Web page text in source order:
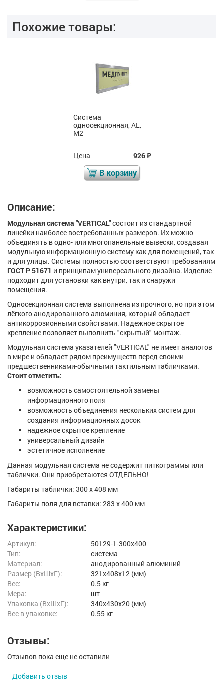
Похожие товары:
Система
односекционная, AL,
M2
Цена 926₽
В корзину
Описание:
Модульная система "VERTICAL"состоит из стандартной
линейки наиболее востребованных размеров. Их можно
объединять в одно- или многопанельные вывески, создавая
модульную информационную систему как для помещений, так
и для улицы. Системы полностью соответствуют требованиям
ГОСТ Р 51671 и принципам универсального дизайна. Изделие
подходит для установки как внутри, так и снаружи
помещения.
Односекционная система выполнена из прочного, но при этом
лёгкого анодированного алюминия, который обладает
антикоррозионными свойствами. Надежное скрытое
крепление позволяет выполнить "скрытый" монтаж.
Модульная система указателей "VERTICAL" не имеет аналогов
в мире и обладает рядом преимуществ перед своими
предшественниками-обычными тактильным табличками.
Стоит отметить:
возможность самостоятельной замены
информационного поля
возможность объединения нескольких систем для
создания информационных досок
надежное скрытое крепление
универсальный дизайн
эстетичное исполнение
Данная модульная система не содержит питкограммы или
таблички. Они приобретаются ОТДЕЛЬНО!
Габариты таблички: 300 х 408 мм
Габариты поля для вставки: 283 х 400 мм
Характеристики:
Артикул:
50129-1-300x400
Тип:
система
Материал:
анодированный алюминий
Размер (ВxШxГ):
321x408x12 (мм)
Вес:
0.5 кг
Мера:
шт
Упаковка (ВхШхГ):
340x430x20 (мм)
Вес в упаковке:
0.55 кг
Отзывы:
Отзывов пока еще не оставили
Добавить отзыв